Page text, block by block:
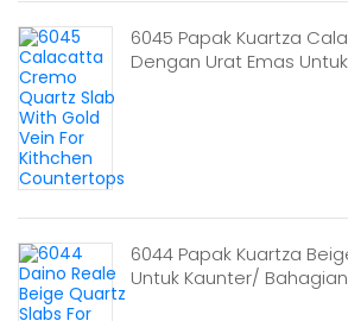
6045 Papak Kuartza
Dengan Urat Emas
6044 Papak Kuartza
Untuk Kaunter/